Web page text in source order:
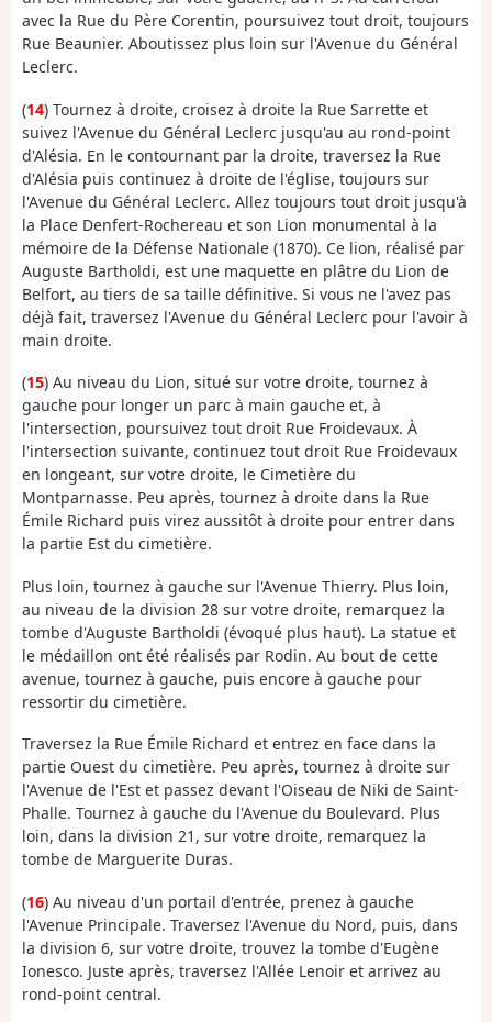
avec la Rue du Père Corentin, poursuivez tout droit, toujours
Rue Beaunier. Aboutissez plus loin sur l'Avenue du Général
Leclerc.
(14) Tournez à droite, croisez à droite la Rue Sarrette et
suivez l'Avenue du Général Leclerc jusqu'au au rond-point
d'Alésia. En le contournant par la droite, traversez la Rue
d'Alésia puis continuez à droite de l'église, toujours sur
l'Avenue du Général Leclerc. Allez toujours tout droit jusqu'à
la Place Denfert-Rochereau et son Lion monumental à la
mémoire de la Défense Nationale (1870). Ce lion, réalisé par
Auguste Bartholdi, est une maquette en plâtre du Lion de
Belfort, au tiers de sa taille définitive. Si vous ne l'avez pas
déjà fait, traversez l'Avenue du Général Leclerc pour l'avoir à
main droite.
(15) Au niveau du Lion, situé sur votre droite, tournez à
gauche pour longer un parc à main gauche et, à
l'intersection, poursuivez tout droit Rue Froidevaux. À
l'intersection suivante, continuez tout droit Rue Froidevaux
en longeant, sur votre droite, le Cimetière du
Montparnasse. Peu après, tournez à droite dans la Rue
Émile Richard puis virez aussitôt à droite pour entrer dans
la partie Est du cimetière.
Plus loin, tournez à gauche sur l'Avenue Thierry. Plus loin,
au niveau de la division 28 sur votre droite, remarquez la
tombe d'Auguste Bartholdi (évoqué plus haut). La statue et
le médaillon ont été réalisés par Rodin. Au bout de cette
avenue, tournez à gauche, puis encore à gauche pour
ressortir du cimetière.
Traversez la Rue Émile Richard et entrez en face dans la
partie Ouest du cimetière. Peu après, tournez à droite sur
l'Avenue de l'Est et passez devant l'Oiseau de Niki de Saint-
Phalle. Tournez à gauche du l'Avenue du Boulevard. Plus
loin, dans la division 21, sur votre droite, remarquez la
tombe de Marguerite Duras.
(16) Au niveau d'un portail d'entrée, prenez à gauche
l'Avenue Principale. Traversez l'Avenue du Nord, puis, dans
la division 6, sur votre droite, trouvez la tombe d'Eugène
Ionesco. Juste après, traversez l'Allée Lenoir et arrivez au
rond-point central.